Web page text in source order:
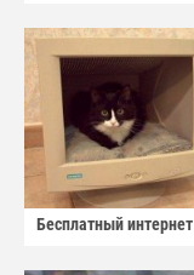
Бесплатный интернет